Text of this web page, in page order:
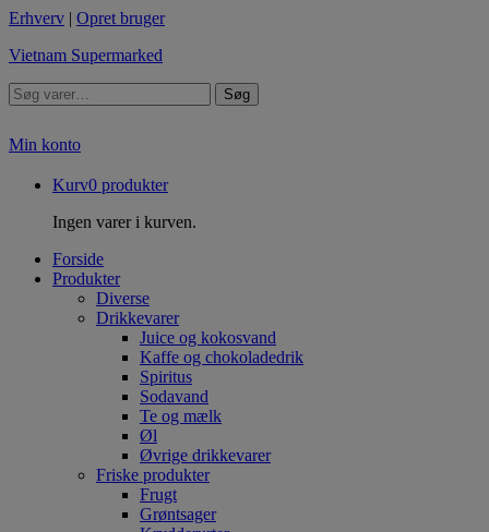
Erhverv | Opret bruger
Vietnam Supermarked
Søg
Min konto
Kurv0 produkter
Ingen varer i kurven.
Forside
Produkter
Diverse
Drikkevarer
Juice og kokosvand
Kaffe og chokoladedrik
Spiritus
Sodavand
Te og mælk
Øl
Øvrige drikkevarer
Friske produkter
Frugt
Grøntsager